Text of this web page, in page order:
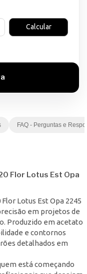
Calcular
FAQ - Perguntas e
Flor Lotus Est Opa
Lotus Est Opa 2245
em projetos de
Produzido em acetato
e contornos
detalhados em
está começando